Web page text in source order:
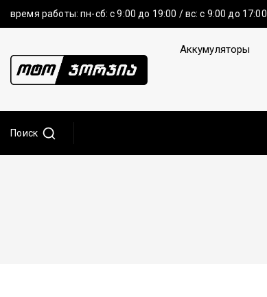
время работы: пн-сб: с 9:00 до 19:00 / вс: с 9:00 до 17:00
Аккумуляторы
Поиск